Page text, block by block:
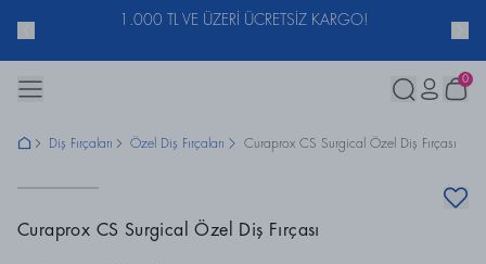
1.000 TL VE ÜZERİ ÜCRETSİZ KARGO!
0
Diş Fırçaları Özel Diş Fırçaları Curaprox CS Surgical Özel Diş Fırçası
Curaprox CS Surgical Özel Diş Fırçası